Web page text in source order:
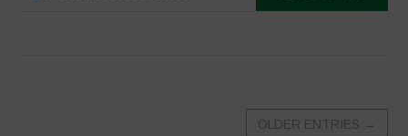
OLDER ENTRIES →